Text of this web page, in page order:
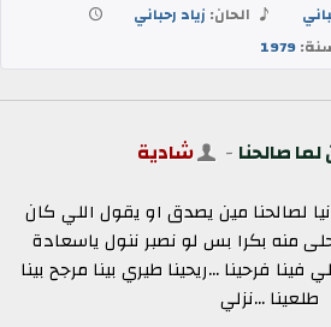
الحان: زياد رحباني
1979
لما صالحنا - شادية
لصالحنا مين يصدق او يقول اللي كان
منه بكرا بس لو نصبر ننول ياسعادة
فرحينا ...ريحينا طيري بينا مرجح بينا
طلعينا ...نزلي